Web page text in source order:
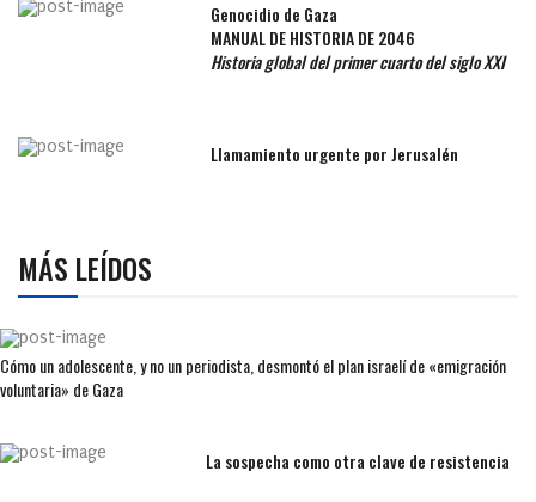
Genocidio de Gaza
MANUAL DE HISTORIA DE 2046
Historia global del primer cuarto del siglo XXI
Llamamiento urgente por Jerusalén
MÁS LEÍDOS
Cómo un adolescente, y no un periodista, desmontó el plan israelí de «emigración
voluntaria» de Gaza
La sospecha como otra clave de resistencia